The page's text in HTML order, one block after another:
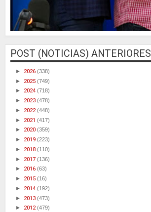
POST (NOTICIAS) ANTERIORES
► 2026 (338)
► 2025 (749)
► 2024 (718)
► 2023 (478)
► 2022(448)
► 2021 (417)
► 2020 (359)
► 2019 (223)
► 2018 (110)
► 2017 (136)
► 2016 (63)
► 2015 (16)
► 2014 (192)
► 2013 (473)
► 2012(479)